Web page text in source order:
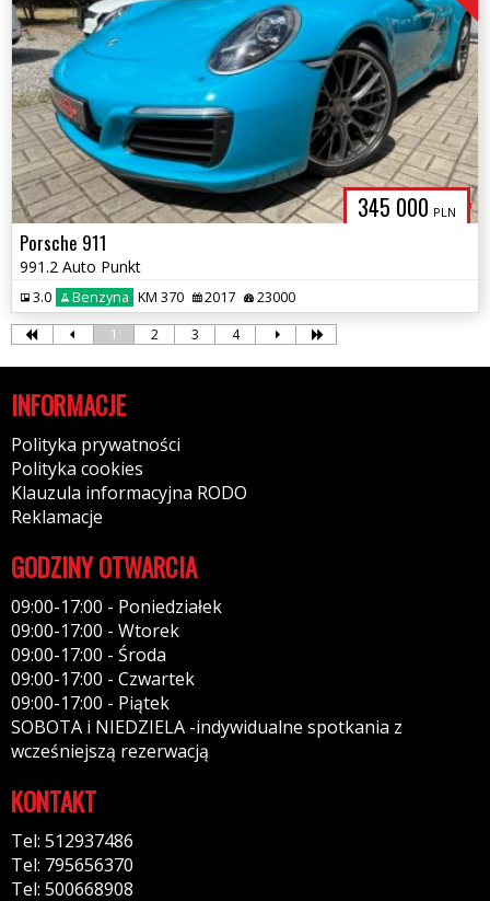
345 000 PLN
Porsche 911
991.2 Auto Punkt
3.0 Benzyna KM 370 2017 23000
1 2 3 4
INFORMACJE
Polityka prywatności
Polityka cookies
Klauzula informacyjna RODO
Reklamacje
GODZINY OTWARCIA
09:00-17:00 - Poniedziałek
09:00-17:00 - Wtorek
09:00-17:00 - Środa
09:00-17:00 - Czwartek
09:00-17:00 - Piątek
SOBOTA i NIEDZIELA -indywidualne spotkania z
wcześniejszą rezerwacją
KONTAKT
Tel: 512937486
Tel: 795656370
Tel: 500668908